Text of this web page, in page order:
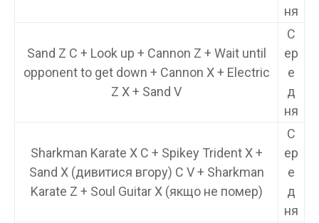
ня
Sand Z C + Look up + Cannon Z + Wait until
opponent to get down + Cannon X + Electric
Z X + Sand V
С
ер
е
д
ня
Sharkman Karate X C + Spikey Trident X +
Sand X (дивитися вгору) C V + Sharkman
Karate Z + Soul Guitar X (якщо не помер)
С
ер
е
д
ня